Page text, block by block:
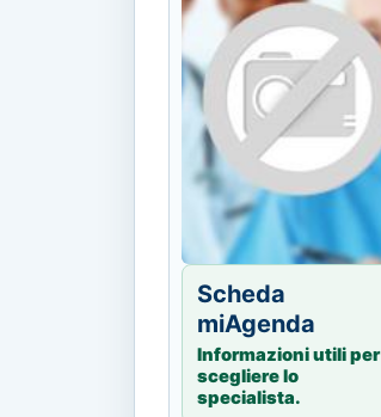
Scheda
miAgenda
Informazioni utili per
scegliere lo
specialista.